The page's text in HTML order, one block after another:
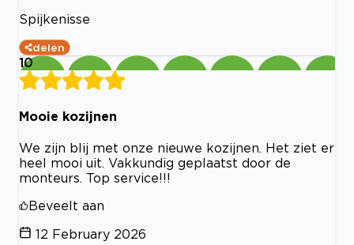
Spijkenisse
delen
10
Mooie kozijnen
We zijn blij met onze nieuwe kozijnen. Het ziet er
heel mooi uit. Vakkundig geplaatst door de
monteurs. Top service!!!
Beveelt aan
12 February 2026